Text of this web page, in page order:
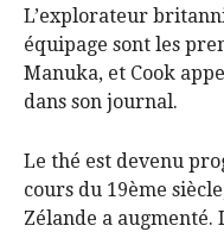
L’explorateur
équipage sont les
Manuka, et Cook
dans son journal.
Le thé est devenu
cours du 19ème
Zélande a